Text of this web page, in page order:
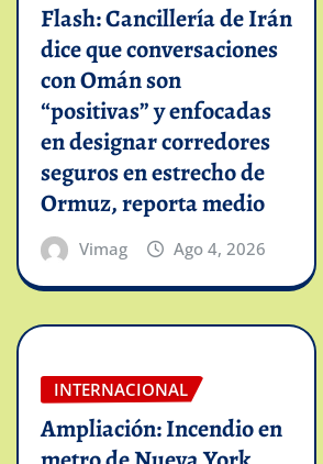
Flash: Cancillería de Irán
dice que conversaciones
con Omán son
“positivas” y enfocadas
en designar corredores
seguros en estrecho de
Ormuz, reporta medio
Vimag Ago 4, 2026
INTERNACIONAL
Ampliación: Incendio en